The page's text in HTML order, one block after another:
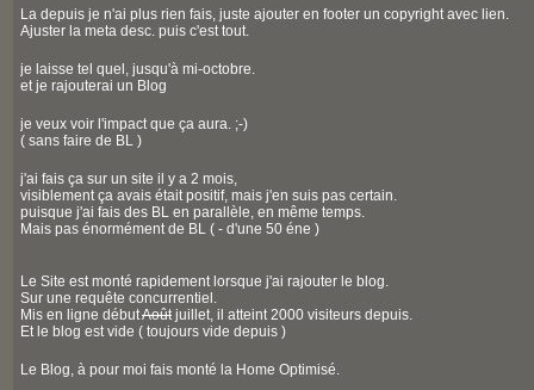
La depuis je n'ai plus rien fais, juste ajouter en footer un copyright avec lien.
Ajuster la meta desc. puis c'est tout.
je laisse tel quel, jusqu'à mi-octobre.
et je rajouterai un Blog
je veux voir l'impact que ça aura. ;-)
( sans faire de BL )
j'ai fais ça sur un site il y a 2 mois,
visiblement ça avais était positif, mais j'en suis pas certain.
puisque j'ai fais des BL en parallèle, en même temps.
Mais pas énormément de BL ( - d'une 50 éne )
Le Site est monté rapidement lorsque j'ai rajouter le blog.
Sur une requête concurrentiel.
Mis en ligne débutAoûtjuillet, il atteint 2000 visiteurs depuis.
Et le blog est vide ( toujours vide depuis )
Le Blog, à pour moi fais monté la Home Optimisé.